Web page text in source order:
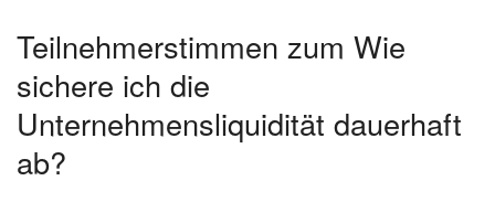
Teilnehmerstimmen zum Wie
sichere ich die
Unternehmensliquidität dauerhaft
ab?